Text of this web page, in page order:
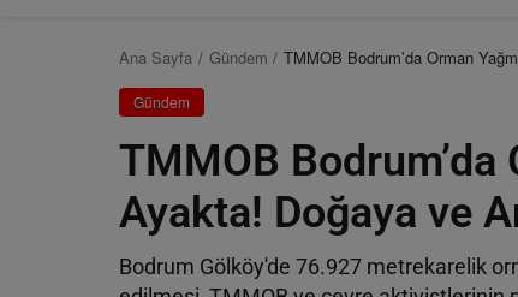
Ana Sayfa Gündem TMMOB Bodrum’da Orman
Gündem
TMMOB Bodrum’da
Ayakta! Doğaya ve
Bodrum Gölköy'de 76.927 metrekarelik